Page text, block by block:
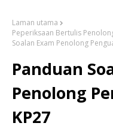
Laman utama
Peperiksaan Bertulis
Soalan Exam Penolong
Panduan
Penolong
KP27